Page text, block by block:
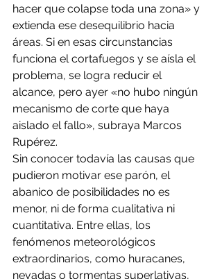
hacer que colapse toda una zona» y
extienda ese desequilibrio hacia
áreas. Si en esas circunstancias
funciona el cortafuegos y se aísla el
problema, se logra reducir el
alcance, pero ayer «no hubo ningún
mecanismo de corte que haya
aislado el fallo», subraya Marcos
Rupérez.
Sin conocer todavía las causas que
pudieron motivar ese parón, el
abanico de posibilidades no es
menor, ni de forma cualitativa ni
cuantitativa. Entre ellas, los
fenómenos meteorológicos
extraordinarios, como huracanes,
nevadas o tormentas superlativas,